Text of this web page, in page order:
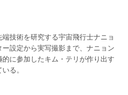
技術を研究する宇宙飛行士ナニョ
設定から実写撮影まで、ナニョン
に参加したキム・テリが作り出す
る。